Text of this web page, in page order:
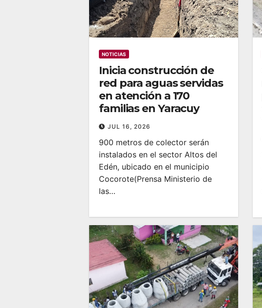
NOTICIAS
Inicia construcción de
red para aguas servidas
en atención a 170
familias en Yaracuy
JUL 16, 2026
900 metros de colector serán
instalados en el sector Altos del
Edén, ubicado en el municipio
Cocorote‎‎(Prensa Ministerio de
las…